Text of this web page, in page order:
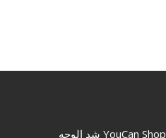
YouCan Shop شد الوجه